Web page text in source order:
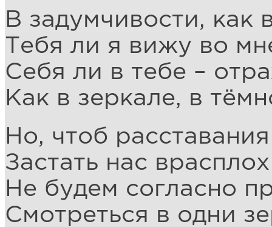
В задумчивости, как
Тебя ли я вижу во
Себя ли в тебе –
Как в зеркале, в
Но, чтоб
Застать нас
Не будем согласно
Смотреться в одни